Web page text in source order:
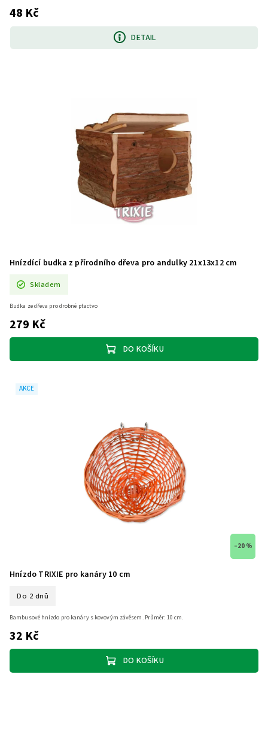
48 Kč
DETAIL
Hnízdící budka z přírodního dřeva pro andulky 21x13x12 cm
Skladem
279 Kč
DO KOŠÍKU
Budka ze dřeva pro drobné ptactvo
AKCE
–20 %
Hnízdo TRIXIE pro kanáry 10 cm
Do 2 dnů
32 Kč
DO KOŠÍKU
Bambusové hnízdo pro kanáry s kovovým závěsem. Průměr: 10 cm.